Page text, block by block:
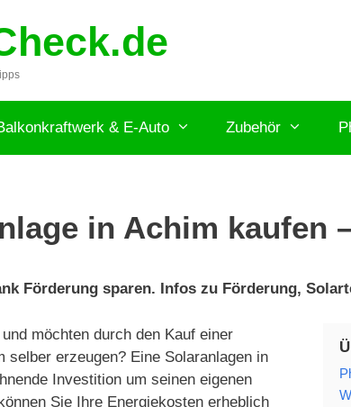
& E-Auto Zubehör
in Achim kaufen
Förderung sparen. Infos zu Förderung,
möchten durch den Kauf einer
erzeugen? Eine Solaranlagen in
Investition um seinen eigenen
Sie Ihre Energiekosten erheblich